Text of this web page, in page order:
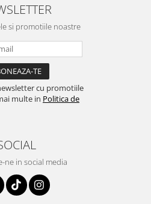
si promotiile noastre
cu promotiile
multe in Politica de
ne in social media